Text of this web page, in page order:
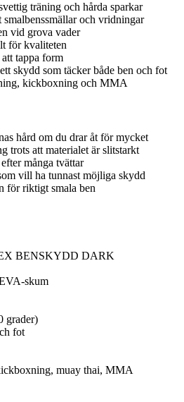
träning och hårda sparkar
och vridningar
vid grova vader
för kvaliteten
tappa form
skydd som täcker både ben och fot
kickboxning och MMA
hård om du drar åt för mycket
trots att materialet är slitstarkt
många tvättar
vill ha tunnast möjliga skydd
för riktigt smala ben
BENSKYDD DARK
skum
grader)
fot
muay thai, MMA